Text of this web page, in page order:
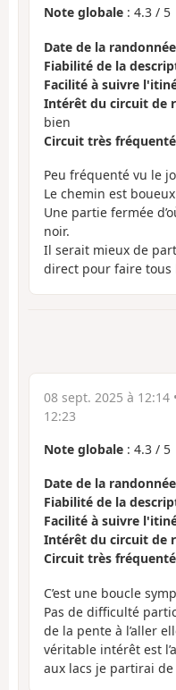
Note globale : 4.3 / 5
Date de la randonnée
Fiabilité de la
Facilité à suivre
Intérêt du circuit de
bien
Circuit très fréquenté
Peu fréquenté vu le
Le chemin est
Une partie fermée
noir.
Il serait mieux de
direct pour faire tous
08 sept. 2025 à 12:14
12:23
Note globale : 4.3 / 5
Date de la randonnée
Fiabilité de la
Facilité à suivre
Intérêt du circuit de
Circuit très fréquenté
C’est une boucle
Pas de difficulté
de la pente à l’aller
véritable intérêt est
aux lacs je partirai de